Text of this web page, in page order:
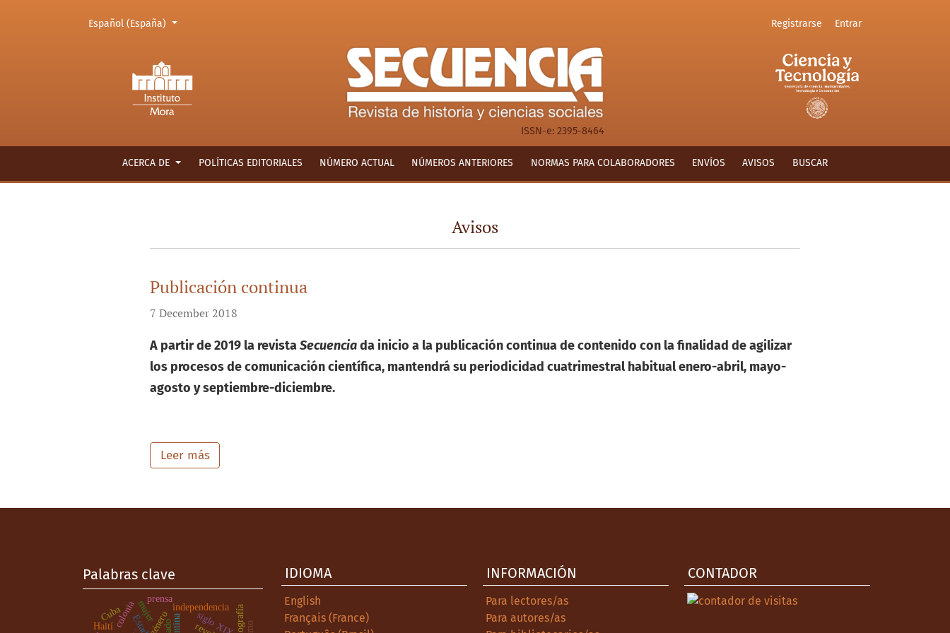
Avisos
ISSN-e: 2395-8464
Registrarse Entrar
Cambiar el idioma. El actual es:
Español (España)
ACERCA DE POLÍTICAS EDITORIALES NÚMERO ACTUAL NÚMEROS ANTERIORES NORMAS PARA COLABORADORES ENVÍOS AVISOS BUSCAR
Avisos
Publicación continua
7 December 2018
A partir de 2019 la revistaSecuenciada inicio a la publicación continua de contenido con la finalidad de agilizar
los procesos de comunicación científica, mantendrá su periodicidad cuatrimestral habitual enero-abril, mayo-
agosto y septiembre-diciembre.
Leer másLeer más acerca de Publicación continua
Palabras clave
siglo XIX
independencia
género
colonia
Cuba
prensa
mujer
Haití .
IDIOMA
English
Français (France)
INFORMACIÓN
Para lectores/as
Para autores/as
CONTADOR